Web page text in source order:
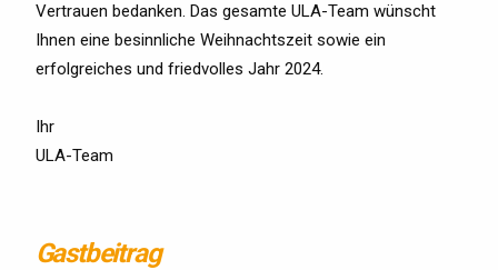
Vertrauen bedanken. Das gesamte ULA-Team wünscht
Ihnen eine besinnliche Weihnachtszeit sowie ein
erfolgreiches und friedvolles Jahr 2024.
Ihr
ULA-Team
Gastbeitrag